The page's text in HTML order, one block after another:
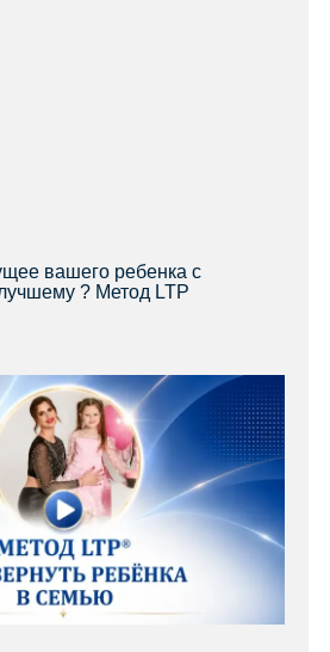
вашего ребенка с
? Метод LTP